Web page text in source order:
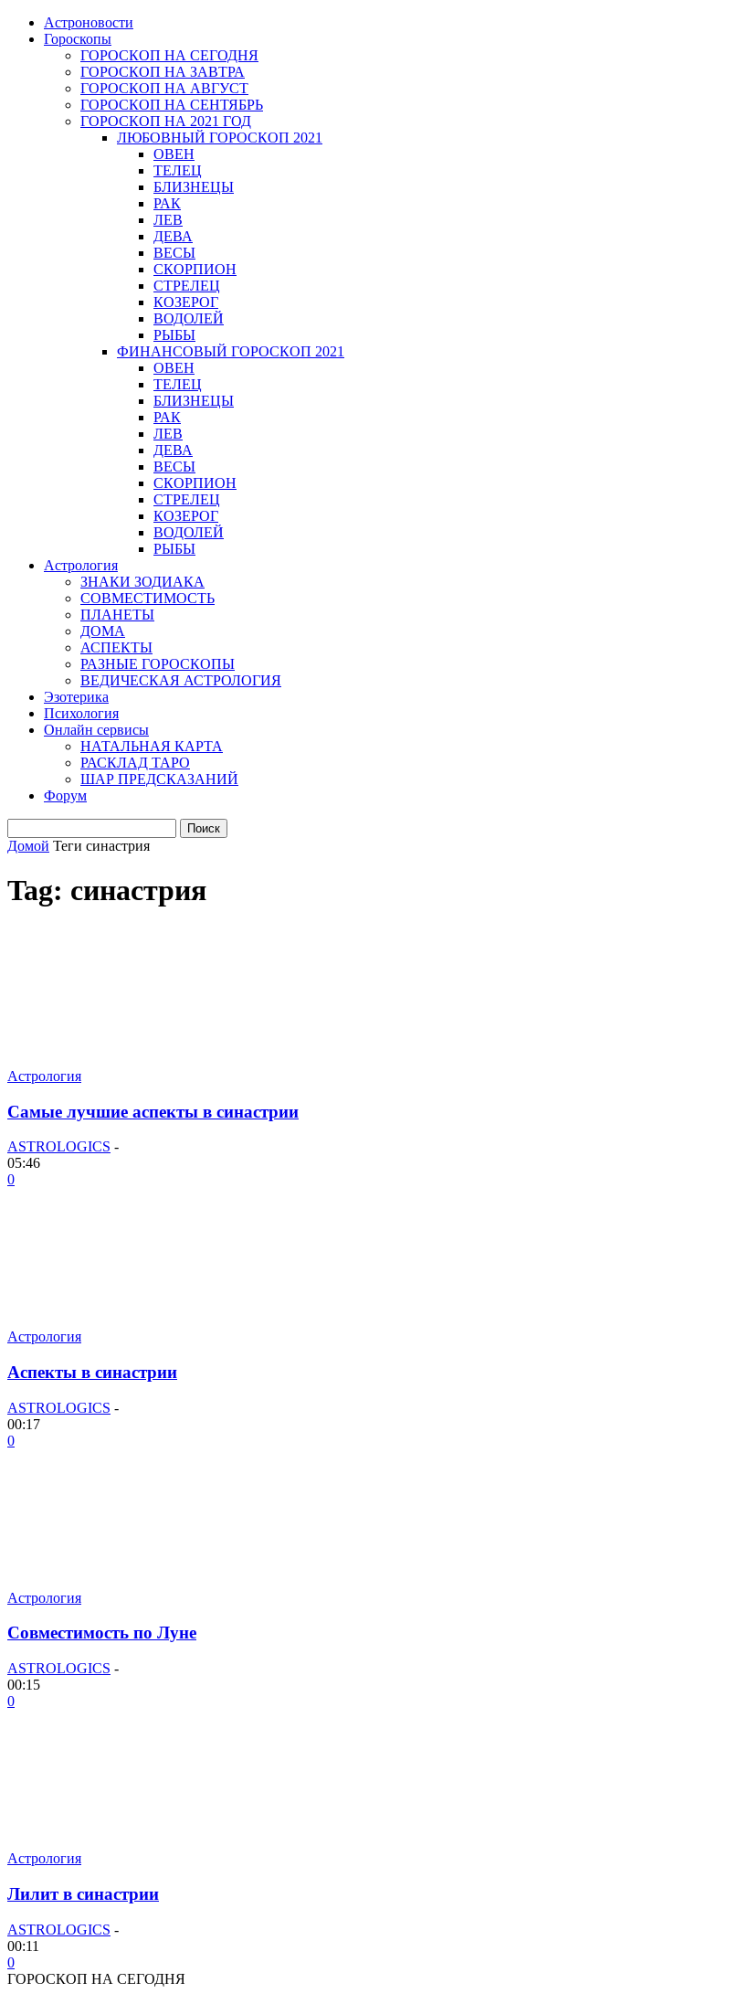
Астроновости
Гороскопы
ГОРОСКОП НА СЕГОДНЯ
ГОРОСКОП НА ЗАВТРА
ГОРОСКОП НА АВГУСТ
ГОРОСКОП НА СЕНТЯБРЬ
ГОРОСКОП НА 2021 ГОД
ЛЮБОВНЫЙ ГОРОСКОП 2021
ОВЕН
ТЕЛЕЦ
БЛИЗНЕЦЫ
РАК
ЛЕВ
ДЕВА
ВЕСЫ
СКОРПИОН
СТРЕЛЕЦ
КОЗЕРОГ
ВОДОЛЕЙ
РЫБЫ
ФИНАНСОВЫЙ ГОРОСКОП 2021
ОВЕН
ТЕЛЕЦ
БЛИЗНЕЦЫ
РАК
ЛЕВ
ДЕВА
ВЕСЫ
СКОРПИОН
СТРЕЛЕЦ
КОЗЕРОГ
ВОДОЛЕЙ
РЫБЫ
Астрология
ЗНАКИ ЗОДИАКА
СОВМЕСТИМОСТЬ
ПЛАНЕТЫ
ДОМА
АСПЕКТЫ
РАЗНЫЕ ГОРОСКОПЫ
ВЕДИЧЕСКАЯ АСТРОЛОГИЯ
Эзотерика
Психология
Онлайн сервисы
НАТАЛЬНАЯ КАРТА
РАСКЛАД ТАРО
ШАР ПРЕДСКАЗАНИЙ
Форум
Домой Теги синастрия
Tag: синастрия
Астрология
Самые лучшие аспекты в синастрии
ASTROLOGICS -
05:46
0
Астрология
Аспекты в синастрии
ASTROLOGICS -
00:17
0
Астрология
Совместимость по Луне
ASTROLOGICS -
00:15
0
Астрология
Лилит в синастрии
ASTROLOGICS -
00:11
0
ГОРОСКОП НА СЕГОДНЯ